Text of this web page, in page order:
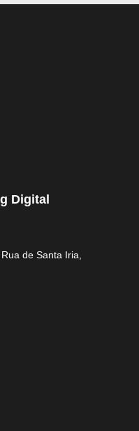
Digital
de Santa Iria,